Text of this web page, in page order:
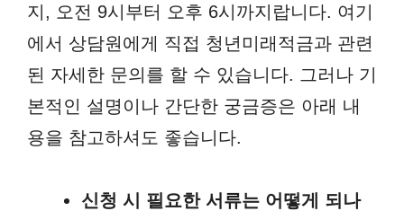
지, 오전 9시부터 오후 6시까지랍니다. 여기
에서 상담원에게 직접 청년미래적금과 관련
된 자세한 문의를 할 수 있습니다. 그러나 기
본적인 설명이나 간단한 궁금증은 아래 내
용을 참고하셔도 좋습니다.
신청 시 필요한 서류는 어떻게 되나